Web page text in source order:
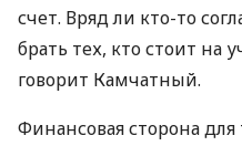
счет. Вряд ли кто-то
брать тех, кто стоит на
говорит Камчатный.
Финансовая сторона